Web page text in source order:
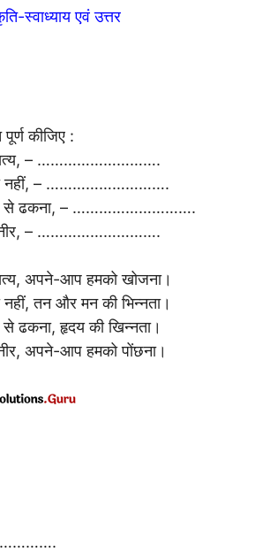
स्वाध्याय एवं उत्तर
कीजिए :
सत्य, – ……………………….
नहीं, – ……………………….
से ढकना, – ……………………….
नीर, – ……………………….
अपने-आप हमको खोजना।
तन और मन की भिन्नता।
ढकना, हृदय की खिन्नता।
अपने-आप हमको पोंछना।